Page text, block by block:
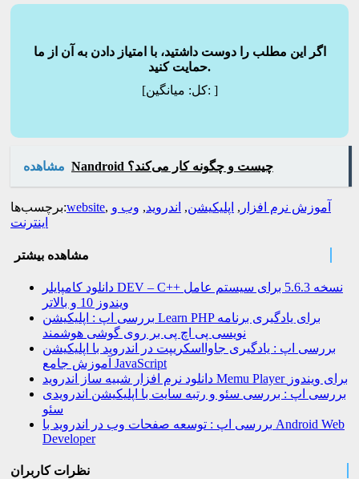
اگر این مطلب را دوست داشتید، با امتیاز دادن به آن از ما
حمایت کنید.
[کل:میانگین: ]
مشاهده Nandroid چیست و چگونه کار می‌کند؟
برچسب‌ها:website, آموزش نرم افزار , اپلیکیشن, اندروید, وب و
اینترنت
مشاهده بیشتر
دانلود کامپایلر DEV – C++ نسخه 5.6.3 برای سیستم عامل
ویندوز 10 و بالاتر
بررسی اپ : اپلیکیشن Learn PHP برای یادگیری برنامه
نویسی پی اچ پی بر روی گوشی هوشمند
بررسی اپ : یادگیری جاوااسکریپت در اندروید با اپلیکیشن
آموزش جامع JavaScript
دانلود نرم افزار شبیه ساز اندروید Memu Player برای ویندوز
بررسی اپ : بررسی سئو و رتبه سایت با اپلیکیشن اندرویدی
سئو
بررسی اپ : توسعه صفحات وب در اندروید با Android Web
Developer
نظرات کاربران